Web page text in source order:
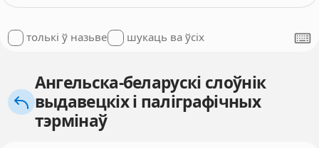
толькі ў назьве шукаць ва ўсіх
Ангельска-беларускі слоўнік
выдавецкіх і паліграфічных
тэрмінаў